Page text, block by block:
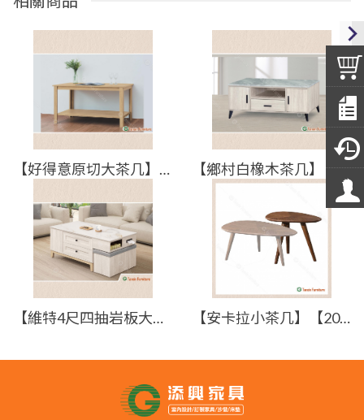
【好得意原切大茶几】【2023-E721-3】【添興家具】 【鄉村白橡木茶几】【2023-E707-4】【添興家具】
【維特4尺四抽岩板大茶几】【2024-J467-3】【添興家具】 【安卡拉小茶几】【2023-C465-4】【添興家具】